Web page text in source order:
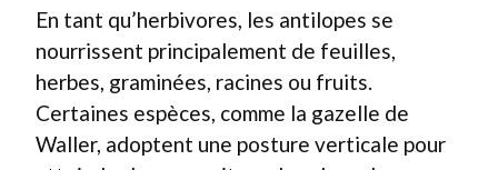
En tant qu’herbivores, les antilopes se
nourrissent principalement de feuilles,
herbes, graminées, racines ou fruits.
Certaines espèces, comme la gazelle de
Waller, adoptent une posture verticale pour